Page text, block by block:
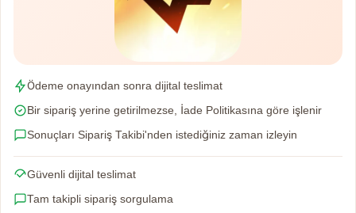
Ödeme onayından sonra dijital teslimat
Bir sipariş yerine getirilmezse, İade Politikasına göre işlenir
Sonuçları Sipariş Takibi'nden istediğiniz zaman izleyin
Güvenli dijital teslimat
Tam takipli sipariş sorgulama